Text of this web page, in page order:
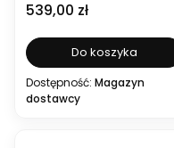
Cena
539,00 zł
Do koszyka
Dostępność: Magazyn
dostawcy